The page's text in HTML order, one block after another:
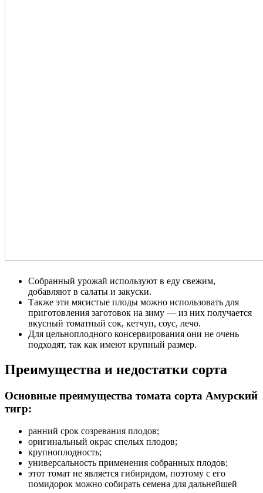
Собранный урожай используют в еду свежим,
добавляют в салаты и закуски.
Также эти мясистые плоды можно использовать для
приготовления заготовок на зиму — из них получается
вкусный томатный сок, кетчуп, соус, лечо.
Для цельноплодного консервирования они не очень
подходят, так как имеют крупный размер.
Преимущества и недостатки сорта
Основные преимущества томата сорта Амурский
тигр:
ранний срок созревания плодов;
оригинальный окрас спелых плодов;
крупноплодность;
универсальность применения собранных плодов;
этот томат не является гибиридом, поэтому с его
помидорок можно собирать семена для дальнейшей